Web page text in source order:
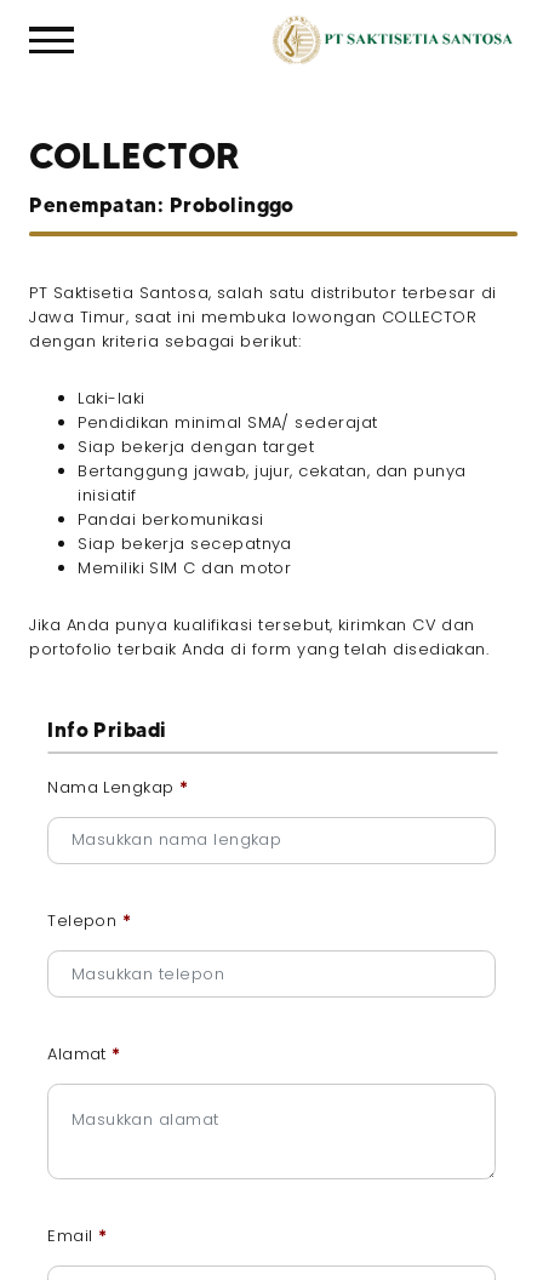
COLLECTOR
Penempatan: Probolinggo
PT Saktisetia Santosa, salah satu distributor terbesar di
Jawa Timur, saat ini membuka lowongan COLLECTOR
dengan kriteria sebagai berikut:
Laki-laki
Pendidikan minimal SMA/ sederajat
Siap bekerja dengan target
Bertanggung jawab, jujur, cekatan, dan punya
inisiatif
Pandai berkomunikasi
Siap bekerja secepatnya
Memiliki SIM C dan motor
Jika Anda punya kualifikasi tersebut, kirimkan CV dan
portofolio terbaik Anda di form yang telah disediakan.
Info Pribadi
Nama Lengkap *
Telepon *
Alamat *
Email *